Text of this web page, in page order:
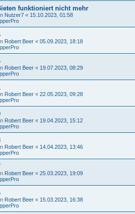
funktioniert nicht mehr
Nutzer7 « 15.10.2023, 01:58
Robert Beer « 05.09.2023, 18:18
Robert Beer « 19.07.2023, 08:29
Robert Beer « 22.05.2023, 09:28
Robert Beer « 19.04.2023, 15:12
Robert Beer « 14.04.2023, 13:46
Robert Beer « 25.03.2023, 19:09
Robert Beer « 15.03.2023, 16:38